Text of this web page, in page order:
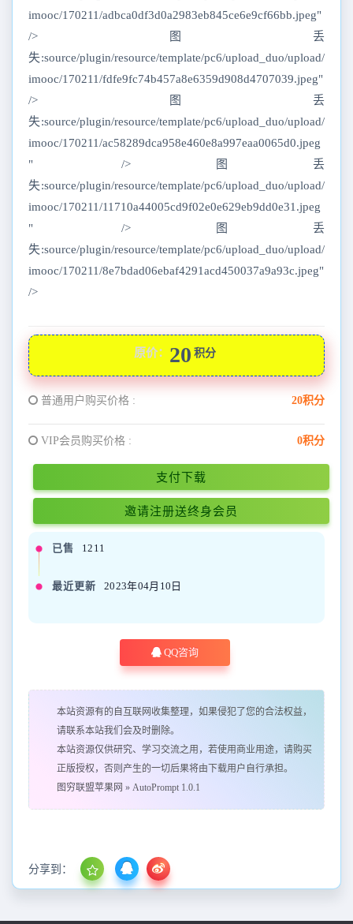
imooc/170211/adbca0df3d0a2983eb845ce6e9cf66bb.jpeg"
/>图丢
失:source/plugin/resource/template/pc6/upload_duo/upload/
imooc/170211/fdfe9fc74b457a8e6359d908d4707039.jpeg"
/>图丢
失:source/plugin/resource/template/pc6/upload_duo/upload/
imooc/170211/ac58289dca958e460e8a997eaa0065d0.jpeg
" />图丢
失:source/plugin/resource/template/pc6/upload_duo/upload/
imooc/170211/11710a44005cd9f02e0e629eb9dd0e31.jpeg
" />图丢
失:source/plugin/resource/template/pc6/upload_duo/upload/
imooc/170211/8e7bdad06ebaf4291acd450037a9a93c.jpeg"
/>
原价： 20 积分
普通用户购买价格 : 20积分
VIP会员购买价格 : 0积分
支付下载
邀请注册送终身会员
已售 1211
最近更新 2023年04月10日
QQ咨询
本站资源有的自互联网收集整理，如果侵犯了您的合法权益，
请联系本站我们会及时删除。
本站资源仅供研究、学习交流之用，若使用商业用途，请购买
正版授权，否则产生的一切后果将由下载用户自行承担。
图穷联盟苹果网 » AutoPrompt 1.0.1
分享到：